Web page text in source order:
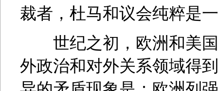
裁者，杜马和议会纯粹是
世纪之初，欧洲和美国
外政治和对外关系领域得